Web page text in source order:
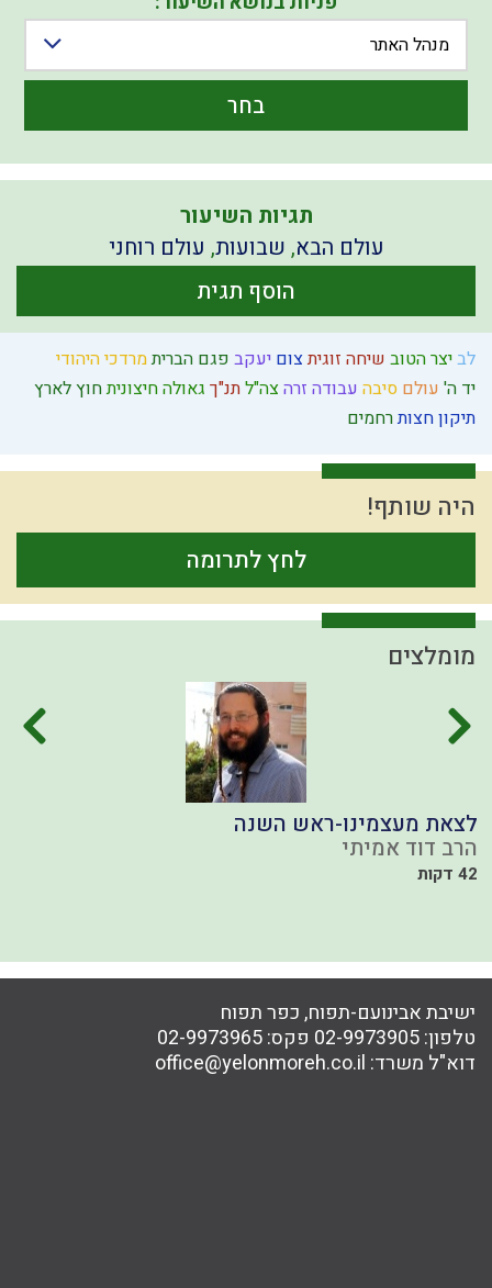
לביצר הטוב שיחה זוגיתצום יעקב פגם הבריתמרדכי היהודי
יד ה' עולם סיבה עבודה זרהצה"לתנ"ך גאולה חיצוניתחוץ לארץ
תיקון חצותרחמים
היה שותף!
לחץ לתרומה
מנהל האתר
בחר
תגיות השיעור
עולם הבא, שבועות, עולם רוחני
הוסף תגית
מומלצים
לצאת מעצמינו-ראש השנה
הרב דוד אמיתי
42 דקות
ישיבת אבינועם-תפוח, כפר תפוח
טלפון:02-9973905 פקס:02-9973965
דוא"ל משרד: office@yelonmoreh.co.il